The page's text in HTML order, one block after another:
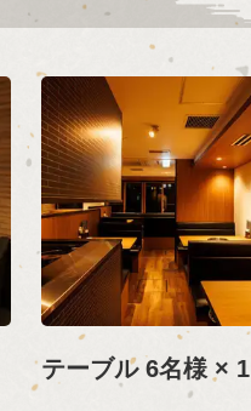
テーブル 6名様 × 1